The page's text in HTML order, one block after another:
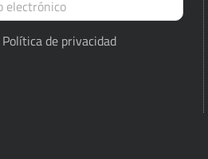
Política de privacidad